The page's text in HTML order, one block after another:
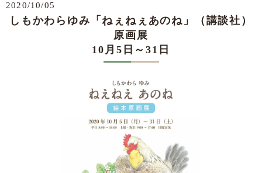
2020/10/05
しもかわらゆみ「ねぇねぇあのね」（講談社）
原画展
10月5日～31日